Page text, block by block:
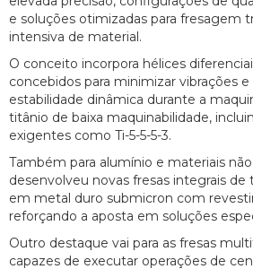
e soluções otimizadas para fresagem
intensiva de material.
O conceito incorpora hélices
concebidos para minimizar vibrações e
estabilidade dinâmica durante a
titânio de baixa maquinabilidade,
exigentes como Ti-5-5-5-3.
Também para alumínio e materiais
desenvolveu novas fresas integrais de
em metal duro submicron com
reforçando a aposta em soluções
Outro destaque vai para as fresas
capazes de executar operações de